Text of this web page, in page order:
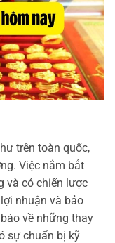
trên toàn quốc,
Việc nắm bắt
và có chiến lược
nhuận và bảo
về những thay
sự chuẩn bị kỹ